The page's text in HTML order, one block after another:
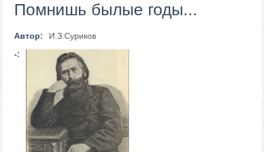
Помнишь былые годы...
Автор:
И.З.Суриков
-: